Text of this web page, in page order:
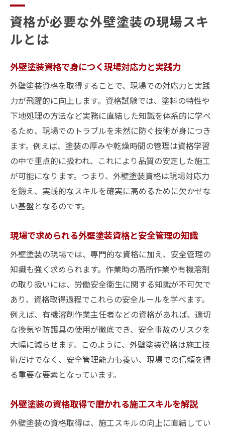
資格が必要な外壁塗装の現場スキ
ルとは
外壁塗装資格で身につく現場対応力と実践力
外壁塗装資格を取得することで、現場での対応力と実践
力が飛躍的に向上します。資格試験では、塗料の特性や
下地処理の方法など実務に直結した知識を体系的に学べ
るため、現場でのトラブルを未然に防ぐ技術が身につき
ます。例えば、塗装の厚みや乾燥時間の管理は資格学習
の中で重点的に扱われ、これにより品質の安定した施工
が可能になります。つまり、外壁塗装資格は現場対応力
を鍛え、実践的なスキルを確実に高めるために欠かせな
い基盤となるのです。
現場で求められる外壁塗装資格と安全管理の知識
外壁塗装の現場では、専門的な資格に加え、安全管理の
知識も強く求められます。作業時の高所作業や有機溶剤
の取り扱いには、労働安全衛生に関する知識が不可欠で
あり、資格取得過程でこれらの安全ルールを学べます。
例えば、有機溶剤作業主任者などの資格があれば、適切
な換気や防護具の使用が徹底でき、安全事故のリスクを
大幅に減らせます。このように、外壁塗装資格は施工技
術だけでなく、安全管理能力も養い、現場での信頼を得
る重要な要素となっています。
外壁塗装の資格取得で磨かれる施工スキルを解説
外壁塗装の資格取得は、施工スキルの向上に直結してい